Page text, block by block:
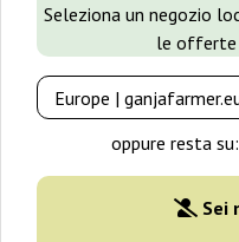
Seleziona un negozio
le offerte
oppure resta su:
Sei
-25%
+ omaggi